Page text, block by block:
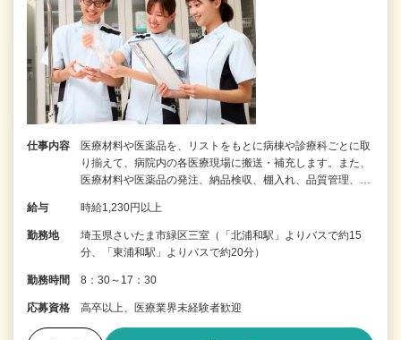
仕事内容
医療材料や医薬品を、リストをもとに病棟や診療科ごとに取
り揃えて、病院内の各医療現場に搬送・補充します。また、
医療材料や医薬品の発注、納品検収、棚入れ、品質管理、…
給与 時給1,230円以上
勤務地
埼玉県さいたま市緑区三室（「北浦和駅」よりバスで約15
分、「東浦和駅」よりバスで約20分）
勤務時間 8：30～17：30
応募資格 高卒以上、医療業界未経験者歓迎